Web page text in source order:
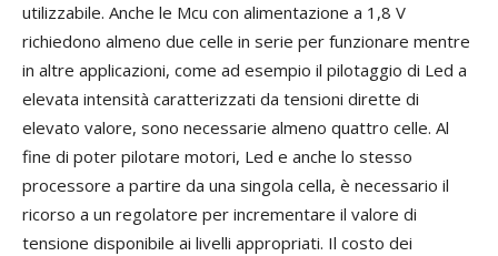
utilizzabile. Anche le Mcu con alimentazione a 1,8 V
richiedono almeno due celle in serie per funzionare mentre
in altre applicazioni, come ad esempio il pilotaggio di Led a
elevata intensità caratterizzati da tensioni dirette di
elevato valore, sono necessarie almeno quattro celle. Al
fine di poter pilotare motori, Led e anche lo stesso
processore a partire da una singola cella, è necessario il
ricorso a un regolatore per incrementare il valore di
tensione disponibile ai livelli appropriati. Il costo dei